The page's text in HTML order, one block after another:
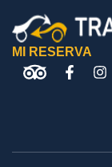
MI RESERVA